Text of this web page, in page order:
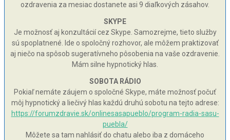
ozdravenia za mesiac dostanete asi 9 diaľkových zásahov.
SKYPE
Je možnosť aj konzultácií cez Skype. Samozrejme, tieto služby
sú spoplatnené. Ide o spoločný rozhovor, ale môžem praktizovať
aj niečo na spôsob sugeratívneho pôsobenia na vaše ozdravenie.
Mám silne hypnotický hlas.
SOBOTA RÁDIO
Pokiaľ nemáte záujem o spoločné Skype, máte možnosť počuť
môj hypnotický a liečivý hlas každú druhú sobotu na tejto adrese:
https://forumzdravie.sk/onlinesasapueblo/program-radia-sasu-
puebla/
Môžete sa tam nahlásiť do chatu alebo iba z domáceho